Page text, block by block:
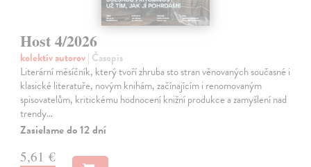
Host 4/2026
kolektív autorov| Časopis
Literární měsíčník, který tvoří zhruba sto stran věnovaných současné i
klasické literatuře, novým knihám, začínajícím i renomovaným
spisovatelům, kritickému hodnocení knižní produkce a zamyšlení nad
trendy…
Zasielame do 12 dní
5,61 €